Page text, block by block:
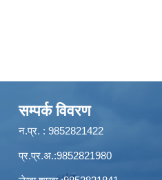
सम्पर्क विवरण
न.प्र. : 9852821422
प्र.प्र.अ.:9852821980